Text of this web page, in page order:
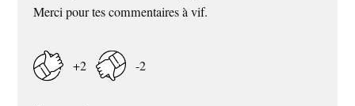
Merci pour tes commentaires à vif.
+2 -2